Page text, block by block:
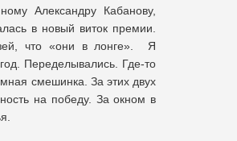
Александру Кабанову,
в новый виток премии.
что «они в лонге». Я
Переделывались. Где-то
смешинка. За этих двух
на победу. За окном в